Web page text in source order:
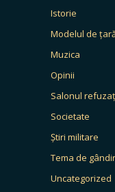
Istorie
Modelul de
Muzica
Opinii
Salonul
Societate
Știri militare
Tema de
Uncategorized